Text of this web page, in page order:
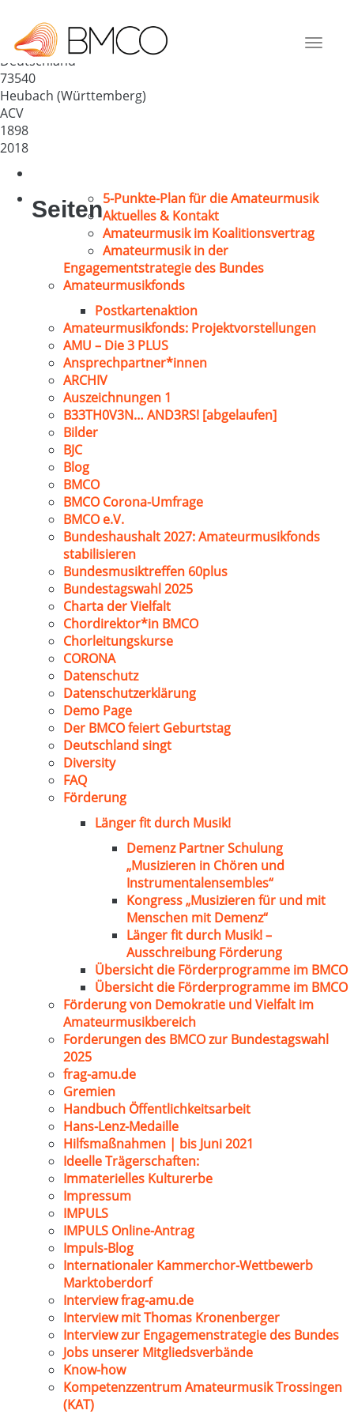
Toggle
Heubach
Deutschland
73540
Heubach (Württemberg)
ACV
1898
2018
Seiten5-Punkte-Plan für die Amateurmusik
Aktuelles & Kontakt
Amateurmusik im Koalitionsvertrag
Amateurmusik in der
Engagementstrategie des Bundes
Amateurmusikfonds
Postkartenaktion
Amateurmusikfonds: Projektvorstellungen
AMU – Die 3 PLUS
Ansprechpartner*innen
ARCHIV
Auszeichnungen 1
B33TH0V3N… AND3RS! [abgelaufen]
Bilder
BJC
Blog
BMCO
BMCO Corona-Umfrage
BMCO e.V.
Bundeshaushalt 2027: Amateurmusikfonds
stabilisieren
Bundesmusiktreffen 60plus
Bundestagswahl 2025
Charta der Vielfalt
Chordirektor*in BMCO
Chorleitungskurse
CORONA
Datenschutz
Datenschutzerklärung
Demo Page
Der BMCO feiert Geburtstag
Deutschland singt
Diversity
FAQ
Förderung
Länger fit durch Musik!
Demenz Partner Schulung
„Musizieren in Chören und
Instrumentalensembles“
Kongress „Musizieren für und mit
Menschen mit Demenz“
Länger fit durch Musik! –
Ausschreibung Förderung
Übersicht die Förderprogramme im BMCO
Übersicht die Förderprogramme im BMCO
Förderung von Demokratie und Vielfalt im
Amateurmusikbereich
Forderungen des BMCO zur Bundestagswahl
2025
frag-amu.de
Gremien
Handbuch Öffentlichkeitsarbeit
Hans-Lenz-Medaille
Hilfsmaßnahmen | bis Juni 2021
Ideelle Trägerschaften:
Immaterielles Kulturerbe
Impressum
IMPULS
IMPULS Online-Antrag
Impuls-Blog
Internationaler Kammerchor-Wettbewerb
Marktoberdorf
Interview frag-amu.de
Interview mit Thomas Kronenberger
Interview zur Engagemenstrategie des Bundes
Jobs unserer Mitgliedsverbände
Know-how
Kompetenzzentrum Amateurmusik Trossingen
(KAT)